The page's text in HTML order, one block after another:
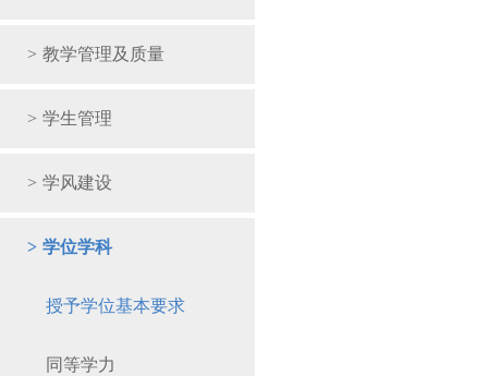
> 教学管理及质量
> 学生管理
> 学风建设
> 学位学科
授予学位基本要求
同等学力